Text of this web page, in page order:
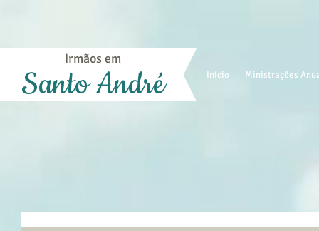
Início Ministrações
Irmãos em
Santo André